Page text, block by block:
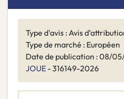
Type d'avis : Avis
Type de marché : Européen
Date de publication : 08/
JOUE - 316149-2026